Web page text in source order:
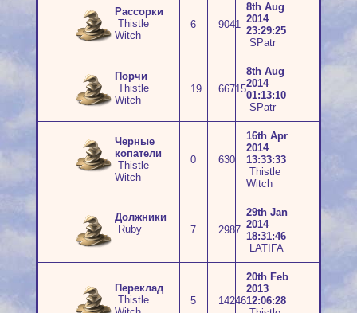
Рассорки
Thistle
Witch
6 9041
8th Aug
2014
23:29:25
SPatr
Порчи
Thistle
Witch
19 66715
8th Aug
2014
01:13:10
SPatr
Черные
копатели
Thistle
Witch
0 630
16th Apr
2014
13:33:33
Thistle
Witch
Должники
Ruby
7 2987
29th Jan
2014
18:31:46
LATIFA
Переклад
Thistle
5 14246
20th Feb
2013
12:06:28